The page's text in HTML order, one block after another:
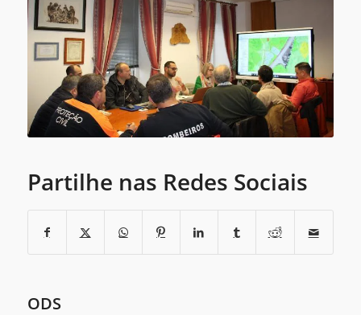
Partilhe nas Redes Sociais
ODS